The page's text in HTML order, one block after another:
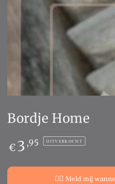
Bordje Home
Normale
prijs
€ 3 ,95 UITVERKOCHT
👉🏻 Meld mij